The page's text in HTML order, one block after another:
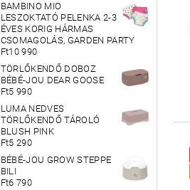
BAMBINO MIO
LESZOKTATÓ PELENKA 2-3
ÉVES KORIG HÁRMAS
CSOMAGOLÁS, GARDEN PARTY
Ft10 990
TÖRLŐKENDŐ DOBOZ
BÉBÉ-JOU DEAR GOOSE
Ft5 990
LUMA NEDVES
TÖRLŐKENDŐ TÁROLÓ
BLUSH PINK
Ft5 290
BÉBÉ-JOU GROW STEPPE
BILI
Ft6 790